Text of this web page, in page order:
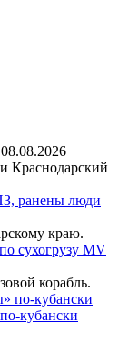
08.08.2026
Краснодарский
ранены люди
краю.
сухогрузу MV
корабль.
кубански